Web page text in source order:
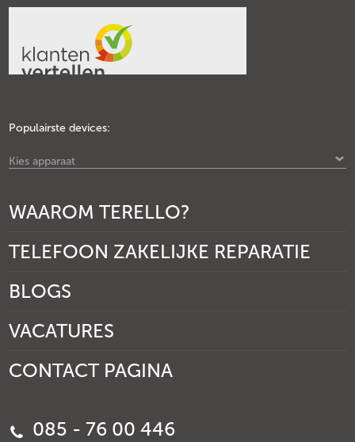
Populairste devices:
Kies apparaat
WAAROM TERELLO?
TELEFOON ZAKELIJKE REPARATIE
BLOGS
VACATURES
CONTACT PAGINA
085 - 76 00 446